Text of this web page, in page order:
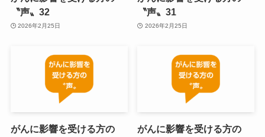
〝声〟32
2026年2月25日
〝声〟31
2026年2月25日
がんに影響を受ける方の がんに影響を受ける方の